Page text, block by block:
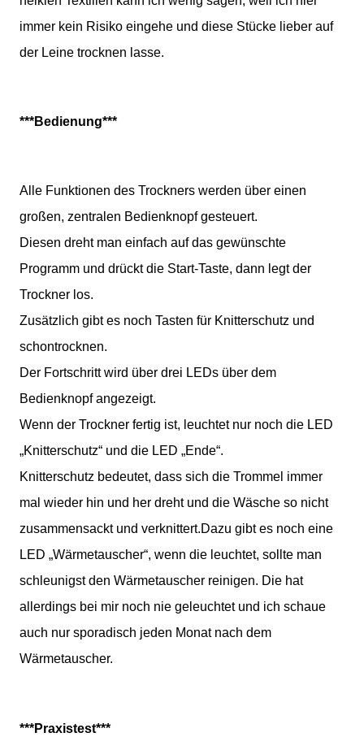
immer kein Risiko eingehe und diese Stücke lieber auf
der Leine trocknen lasse.
***Bedienung***
Alle Funktionen des Trockners werden über einen
großen, zentralen Bedienknopf gesteuert.
Diesen dreht man einfach auf das gewünschte
Programm und drückt die Start-Taste, dann legt der
Trockner los.
Zusätzlich gibt es noch Tasten für Knitterschutz und
schontrocknen.
Der Fortschritt wird über drei LEDs über dem
Bedienknopf angezeigt.
Wenn der Trockner fertig ist, leuchtet nur noch die LED
„Knitterschutz“ und die LED „Ende“.
Knitterschutz bedeutet, dass sich die Trommel immer
mal wieder hin und her dreht und die Wäsche so nicht
zusammensackt und verknittert.Dazu gibt es noch eine
LED „Wärmetauscher“, wenn die leuchtet, sollte man
schleunigst den Wärmetauscher reinigen. Die hat
allerdings bei mir noch nie geleuchtet und ich schaue
auch nur sporadisch jeden Monat nach dem
Wärmetauscher.
***Praxistest***